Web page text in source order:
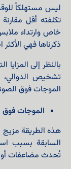
ليس مستهلكاً
تكلفته أقل
خاص وارتداء
ذكرناها فهي
بالنظر إلى المزايا
تشخيص
الموجات فوق
الموجات
هذه الطريقة
السابقة بسبب
تُحدث مضاعفات